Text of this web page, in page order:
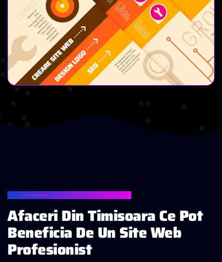
EXEMPLE DE SITE-URI
Afaceri Din Timisoara Ce Pot
Beneficia De Un Site Web
Profesionist